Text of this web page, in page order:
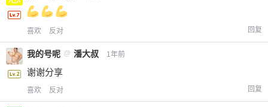
喜欢 反对 回复
我的号呢 @ 潘大叔 1年前
谢谢分享
喜欢 反对 回复